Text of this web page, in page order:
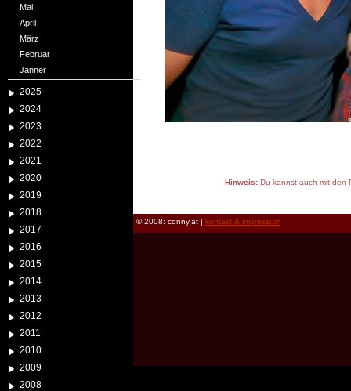
Mai
April
März
Februar
Jänner
2025
2024
2023
2022
2021
2020
2019
2018
2017
2016
2015
2014
2013
2012
2011
2010
2009
2008
Hinweis:Du kannst auch mit den
© 2008: conny.at | kontakt & impressum